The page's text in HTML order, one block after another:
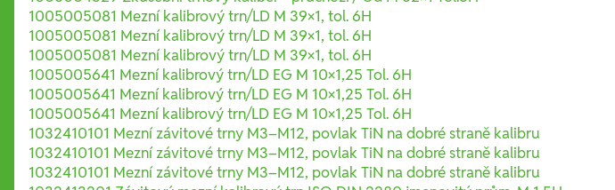
1005005081 Mezní kalibrový trn/LD M 39×1, tol. 6H
1005005081 Mezní kalibrový trn/LD M 39×1, tol. 6H
1005005081 Mezní kalibrový trn/LD M 39×1, tol. 6H
1005005641 Mezní kalibrový trn/LD EG M 10×1,25 Tol. 6H
1005005641 Mezní kalibrový trn/LD EG M 10×1,25 Tol. 6H
1005005641 Mezní kalibrový trn/LD EG M 10×1,25 Tol. 6H
1032410101 Mezní závitové trny M3–M12, povlak TiN na dobré straně kalibru
1032410101 Mezní závitové trny M3–M12, povlak TiN na dobré straně kalibru
1032410101 Mezní závitové trny M3–M12, povlak TiN na dobré straně kalibru